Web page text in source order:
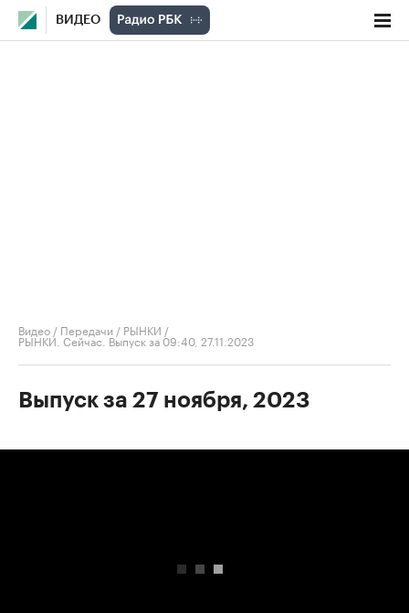
ВИДЕО
Видео / Передачи / РЫНКИ /
РЫНКИ. Сейчас. Выпуск за 09:40, 27.11.2023
Выпуск за 27 ноября, 2023